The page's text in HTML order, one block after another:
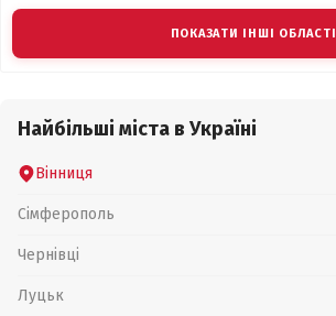
ПОКАЗАТИ ІНШІ ОБЛАСТІ
Найбільші міста в Україні
Вінниця
Сімферополь
Чернівці
Луцьк